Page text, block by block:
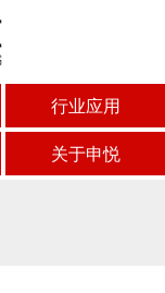
行业应用
关于申悦